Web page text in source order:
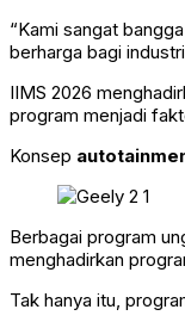
“Kami sangat
berharga bagi
IIMS 2026
program menjadi
Konsep
Berbagai program
menghadirkan
Tak hanya itu,